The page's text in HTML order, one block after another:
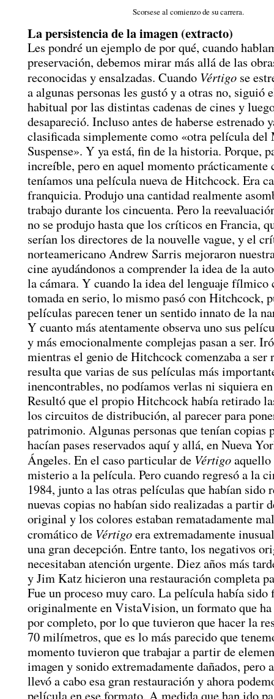
Scorsese al comienzo de su carrera.
La persistencia de la imagen (extracto)
Les pondré un ejemplo de por qué, cuando
preservación, debemos mirar más allá de las
reconocidas y ensalzadas. Cuando Vértigo se
a algunas personas les gustó y a otras no, siguió
habitual por las distintas cadenas de cines y
desapareció. Incluso antes de haberse estrenado
clasificada simplemente como «otra película del
Suspense». Y ya está, fin de la historia. Porque,
increíble, pero en aquel momento prácticamente
teníamos una película nueva de Hitchcock. Era
franquicia. Produjo una cantidad realmente
trabajo durante los cincuenta. Pero la
no se produjo hasta que los críticos en Francia,
serían los directores de la nouvelle vague, y el
norteamericano Andrew Sarris mejoraron
cine ayudándonos a comprender la idea de la
la cámara. Y cuando la idea del lenguaje fílmico
tomada en serio, lo mismo pasó con Hitchcock,
películas parecen tener un sentido innato de la
Y cuanto más atentamente observa uno sus
y más emocionalmente complejas pasan a ser.
mientras el genio de Hitchcock comenzaba a ser
resulta que varias de sus películas más
inencontrables, no podíamos verlas ni siquiera
Resultó que el propio Hitchcock había retirado
los circuitos de distribución, al parecer para
patrimonio. Algunas personas que tenían copias
hacían pases reservados aquí y allá, en Nueva
Ángeles. En el caso particular de Vértigoaquello
misterio a la película. Pero cuando regresó a la
1984, junto a las otras películas que habían sido
nuevas copias no habían sido realizadas a partir
original y los colores estaban rematadamente
cromático de Vértigoera extremadamente
una gran decepción. Entre tanto, los negativos
necesitaban atención urgente. Diez años más
y Jim Katz hicieron una restauración completa
Fue un proceso muy caro. La película había sido
originalmente en VistaVision, un formato que ha
por completo, por lo que tuvieron que hacer la
70 milímetros, que es lo más parecido que
momento tuvieron que trabajar a partir de
imagen y sonido extremadamente dañados, pero
llevó a cabo esa gran restauración y ahora
película en ese formato. A medida que han ido